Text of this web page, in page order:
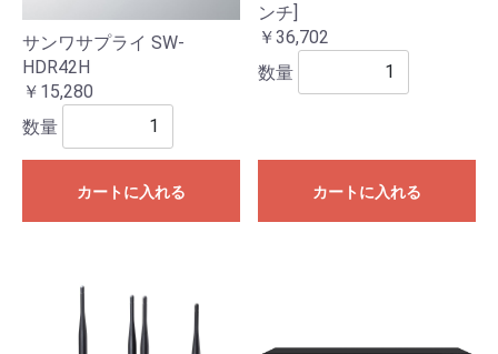
サンワサプライ SW-
HDR42H
￥15,280
数量
カートに入れる
ンチ]
￥36,702
数量
カートに入れる